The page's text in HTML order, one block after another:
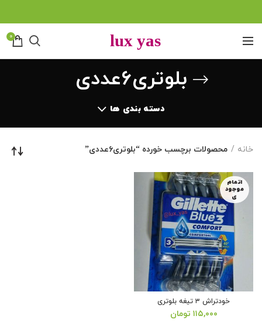
0
بلوتری۶عددی
دسته بندی ها
خانه محصولات برچسب خورده “بلوتری۶عددی”
اتمام
موجود
ی
خودتراش ٣ تیغه بلوتری
۱۱۵,۰۰۰ تومان